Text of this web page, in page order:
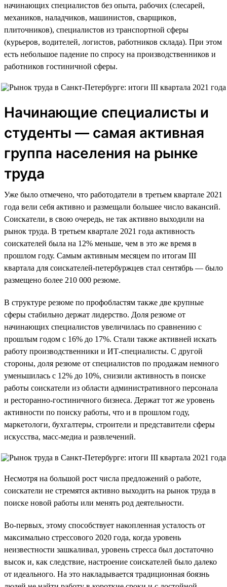
начинающих специалистов без опыта, рабочих (слесарей,
механиков, наладчиков, машинистов, сварщиков,
плиточников), специалистов из транспортной сферы
(курьеров, водителей, логистов, работников склада). При этом
есть небольшое падение по спросу на производственников и
работников гостиничной сферы.
Начинающие специалисты и
студенты — самая активная
группа населения на рынке
труда
Уже было отмечено, что работодатели в третьем квартале 2021
года вели себя активно и размещали большее число вакансий.
Соискатели, в свою очередь, не так активно выходили на
рынок труда. В третьем квартале 2021 года активность
соискателей была на 12% меньше, чем в это же время в
прошлом году. Самым активным месяцем по итогам III
квартала для соискателей-петербуржцев стал сентябрь — было
размещено более 210 000 резюме.
В структуре резюме по профобластям также две крупные
сферы стабильно держат лидерство. Доля резюме от
начинающих специалистов увеличилась по сравнению с
прошлым годом c 16% до 17%. Стали также активней искать
работу производственники и ИТ-специалисты. С другой
стороны, доля резюме от специалистов по продажам немного
уменьшилась с 12% до 10%, снизили активность в поиске
работы соискатели из области административного персонала
и ресторанно-гостиничного бизнеса. Держат тот же уровень
активности по поиску работы, что и в прошлом году,
маркетологи, бухгалтеры, строители и представители сферы
искусства, масс-медиа и развлечений.
Несмотря на большой рост числа предложений о работе,
соискатели не стремятся активно выходить на рынок труда в
поиске новой работы или менять род деятельности.
Во-первых, этому способствует накопленная усталость от
максимально стрессового 2020 года, когда уровень
неизвестности зашкаливал, уровень стресса был достаточно
высок и, как следствие, настроение соискателей было далеко
от идеального. На это накладывается традиционная боязнь